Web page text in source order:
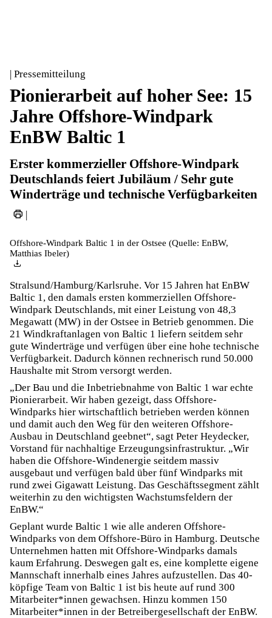
| Pressemitteilung
Pionierarbeit auf hoher See: 15
Jahre Offshore-Windpark
EnBW Baltic 1
Erster kommerzieller Offshore-Windpark
Deutschlands feiert Jubiläum / Sehr gute
Winderträge und technische Verfügbarkeiten
|
Offshore-Windpark Baltic 1 in der Ostsee (Quelle: EnBW,
Matthias Ibeler)
Stralsund/Hamburg/Karlsruhe. Vor 15 Jahren hat EnBW
Baltic 1, den damals ersten kommerziellen Offshore-
Windpark Deutschlands, mit einer Leistung von 48,3
Megawatt (MW) in der Ostsee in Betrieb genommen. Die
21 Windkraftanlagen von Baltic 1 liefern seitdem sehr
gute Winderträge und verfügen über eine hohe technische
Verfügbarkeit. Dadurch können rechnerisch rund 50.000
Haushalte mit Strom versorgt werden.
„Der Bau und die Inbetriebnahme von Baltic 1 war echte
Pionierarbeit. Wir haben gezeigt, dass Offshore-
Windparks hier wirtschaftlich betrieben werden können
und damit auch den Weg für den weiteren Offshore-
Ausbau in Deutschland geebnet“, sagt Peter Heydecker,
Vorstand für nachhaltige Erzeugungsinfrastruktur. „Wir
haben die Offshore-Windenergie seitdem massiv
ausgebaut und verfügen bald über fünf Windparks mit
rund zwei Gigawatt Leistung. Das Geschäftssegment zählt
weiterhin zu den wichtigsten Wachstumsfeldern der
EnBW.“
Geplant wurde Baltic 1 wie alle anderen Offshore-
Windparks von dem Offshore-Büro in Hamburg. Deutsche
Unternehmen hatten mit Offshore-Windparks damals
kaum Erfahrung. Deswegen galt es, eine komplette eigene
Mannschaft innerhalb eines Jahres aufzustellen. Das 40-
köpfige Team von Baltic 1 ist bis heute auf rund 300
Mitarbeiter*innen gewachsen. Hinzu kommen 150
Mitarbeiter*innen in der Betreibergesellschaft der EnBW.